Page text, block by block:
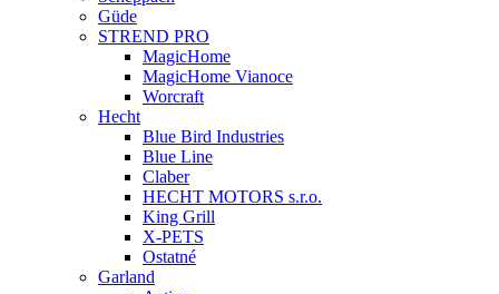
Güde
STREND PRO
MagicHome
MagicHome Vianoce
Worcraft
Hecht
Blue Bird Industries
Blue Line
Claber
HECHT MOTORS s.r.o.
King Grill
X-PETS
Ostatné
Garland